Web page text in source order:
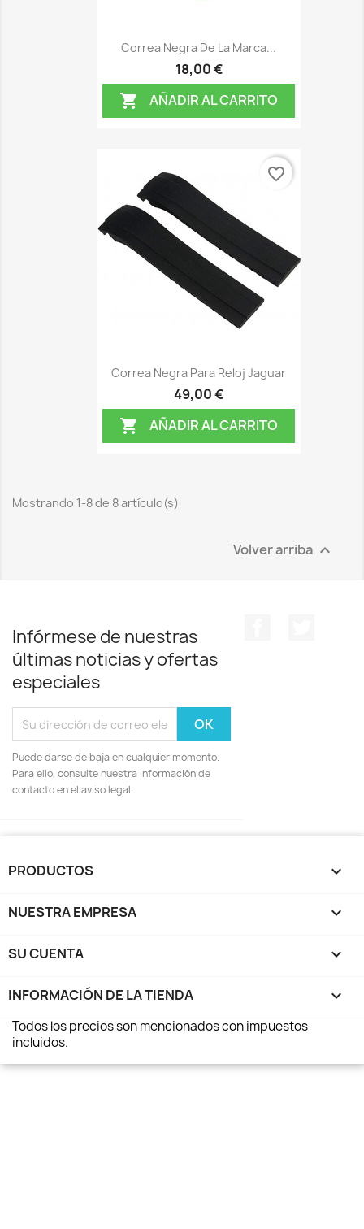
Correa Negra De La Marca...
18,00 €
 AÑADIR AL CARRITO
Correa Negra Para Reloj Jaguar
49,00 €
 AÑADIR AL CARRITO
favorite_border
Mostrando 1-8 de 8 artículo(s)
Volver arriba 
Infórmese de nuestras
últimas noticias y ofertas
especiales
Puede darse de baja en cualquier momento.
Para ello, consulte nuestra información de
contacto en el aviso legal.
PRODUCTOS 
NUESTRA EMPRESA 
SU CUENTA 
INFORMACIÓN DE LA TIENDA keyboard_arrow_down
Todos los precios son mencionados con impuestos
incluidos.